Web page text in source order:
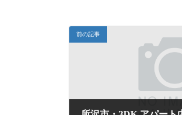
前の記事